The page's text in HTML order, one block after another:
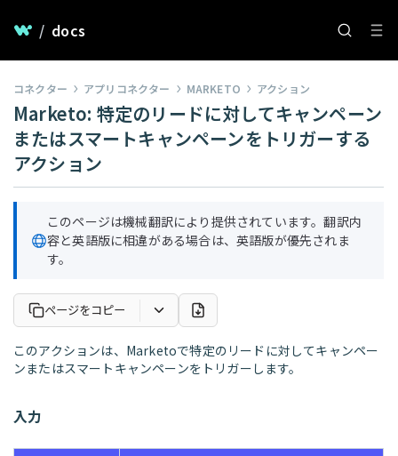
/ docs
コネクター アプリコネクター MARKETO アクション
Marketo: 特定のリードに対してキャンペーン
またはスマートキャンペーンをトリガーする
アクション
このページは機械翻訳により提供されています。翻訳内
容と英語版に相違がある場合は、英語版が優先されま
す。
ページをコピー
このアクションは、Marketoで特定のリードに対してキャンペー
ンまたはスマートキャンペーンをトリガーします。
入力